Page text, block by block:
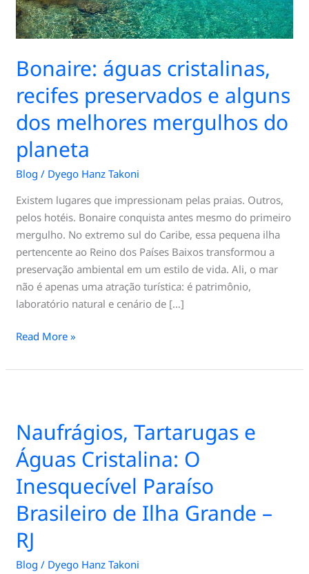
Bonaire: águas cristalinas,
recifes preservados e alguns
dos melhores mergulhos do
planeta
Blog / Dyego Hanz Takoni
Existem lugares que impressionam pelas praias. Outros,
pelos hotéis. Bonaire conquista antes mesmo do primeiro
mergulho. No extremo sul do Caribe, essa pequena ilha
pertencente ao Reino dos Países Baixos transformou a
preservação ambiental em um estilo de vida. Ali, o mar
não é apenas uma atração turística: é patrimônio,
laboratório natural e cenário de […]
dos
melhores
do
planeta
Read More »
Naufrágios, Tartarugas e
Águas Cristalina: O
Inesquecível Paraíso
Brasileiro de Ilha Grande –
RJ
Blog / Dyego Hanz Takoni
e
Águas
Cristalina:
O
Inesquecível
Paraíso
Brasileiro
de
Ilha